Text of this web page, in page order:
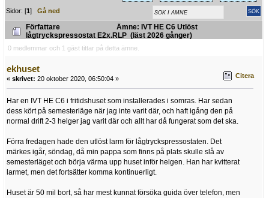
Sidor: [1]Gå ned
Författare
Ämne: IVT HE C6 Utlöst
lågtryckspressostat E2x.RLP (läst 2026 gånger)
0 medlemmar och 1 gäst tittar på detta ämne.
ekhuset
« skrivet: 20 oktober 2020, 06:50:04 » Citera
Har en IVT HE C6 i fritidshuset som installerades i somras. Har sedan
dess kört på semesterläge när jag inte varit där, och haft igång den på
normal drift 2-3 helger jag varit där och allt har då fungerat som det ska.
Förra fredagen hade den utlöst larm för lågtryckspressostaten. Det
märkes igår, söndag, då min pappa som finns på plats skulle slå av
semesterläget och börja värma upp huset inför helgen. Han har kvitterat
larmet, men det fortsätter komma kontinuerligt.
Huset är 50 mil bort, så har mest kunnat försöka guida över telefon, men